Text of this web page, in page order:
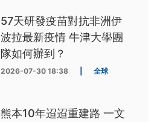
57天研發疫苗對抗非洲伊
波拉最新疫情 牛津大學團
隊如何辦到？
2026-07-30 18:38 全球
熊本10年迢迢重建路 一文